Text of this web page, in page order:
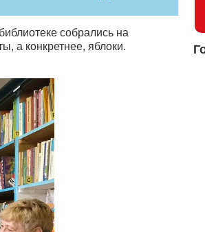
собрались на
а конкретнее, яблоки.